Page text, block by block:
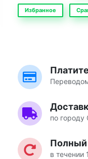
Избранное
по
Полный
в течении